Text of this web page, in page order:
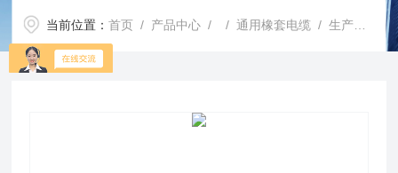
当前位置：首页 / 产品中心 / /通用橡套电缆 / 生产基地YCW橡套软电缆2x2.5平方型号参照